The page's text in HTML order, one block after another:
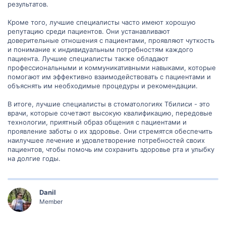
результатов.
Кроме того, лучшие специалисты часто имеют хорошую
репутацию среди пациентов. Они устанавливают
доверительные отношения с пациентами, проявляют чуткость
и понимание к индивидуальным потребностям каждого
пациента. Лучшие специалисты также обладают
профессиональными и коммуникативными навыками, которые
помогают им эффективно взаимодействовать с пациентами и
объяснять им необходимые процедуры и рекомендации.
В итоге, лучшие специалисты в стоматологиях Тбилиси - это
врачи, которые сочетают высокую квалификацию, передовые
технологии, приятный образ общения с пациентами и
проявление заботы о их здоровье. Они стремятся обеспечить
наилучшее лечение и удовлетворение потребностей своих
пациентов, чтобы помочь им сохранить здоровье рта и улыбку
на долгие годы.
Danil
Member